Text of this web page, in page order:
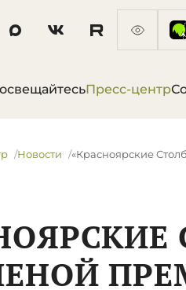
Пресс-центр
Новости «Красноярские